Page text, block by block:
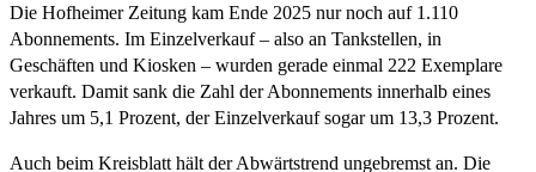
Die Hofheimer Zeitung kam Ende 2025 nur noch auf 1.110
Abonnements. Im Einzelverkauf – also an Tankstellen, in
Geschäften und Kiosken – wurden gerade einmal 222 Exemplare
verkauft. Damit sank die Zahl der Abonnements innerhalb eines
Jahres um 5,1 Prozent, der Einzelverkauf sogar um 13,3 Prozent.
Auch beim Kreisblatt hält der Abwärtstrend ungebremst an. Die